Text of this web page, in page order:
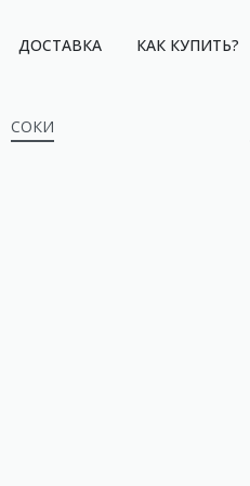
ДОСТАВКА КАК КУПИТЬ?
СОКИ